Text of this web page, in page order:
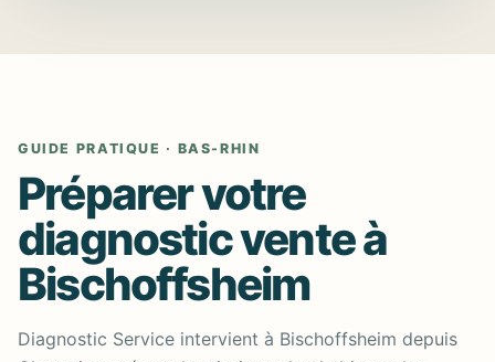
GUIDE PRATIQUE · BAS-RHIN
Préparer votre
diagnostic vente à
Bischoffsheim
Diagnostic Service intervient à Bischoffsheim depuis